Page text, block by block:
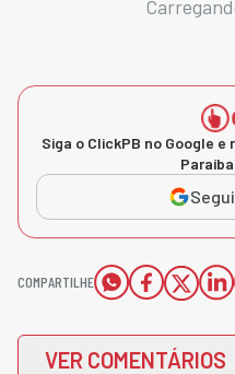
Siga o ClickPB no Google
COMPARTILHE
VER COMENTÁRIOS